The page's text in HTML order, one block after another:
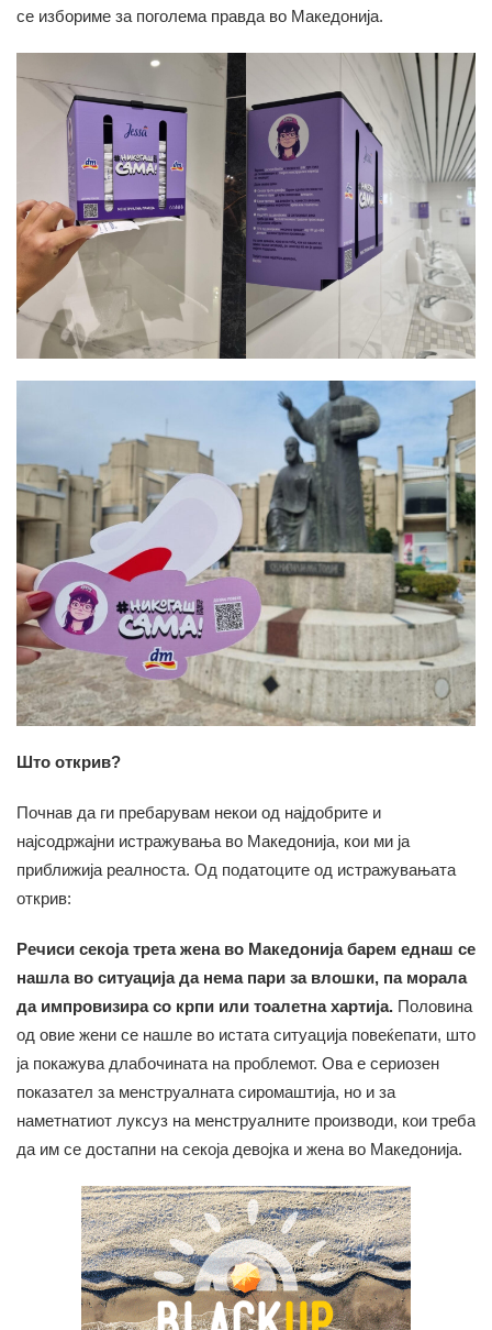
се избориме за поголема правда во Македонија.
Што открив?
Почнав да ги пребарувам некои од најдобрите и
најсодржајни истражувања во Македонија, кои ми ја
приближија реалноста. Од податоците од истражувањата
открив:
Речиси секоја трета жена во Македонија барем еднаш се
нашла во ситуација да нема пари за влошки, па морала
да импровизира со крпи или тоалетна хартија. Половина
од овие жени се нашле во истата ситуација повеќепати, што
ја покажува длабочината на проблемот​. Ова е сериозен
показател за менструалната сиромаштија, но и за
наметнатиот луксуз на менструалните производи, кои треба
да им се достапни на секоја девојка и жена во Македонија.